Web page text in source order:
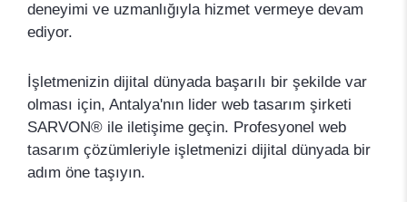
deneyimi ve uzmanlığıyla hizmet vermeye devam
ediyor.
İşletmenizin dijital dünyada başarılı bir şekilde var
olması için, Antalya'nın lider web tasarım şirketi
SARVON® ile iletişime geçin. Profesyonel web
tasarım çözümleriyle işletmenizi dijital dünyada bir
adım öne taşıyın.